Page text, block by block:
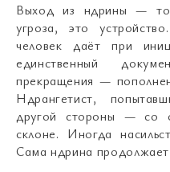
Выход из ндрины —
угроза, это
человек даёт при
единственный
прекращения —
Ндрангетист,
другой стороны — со
склоне. Иногда
Сама ндрина продолжает